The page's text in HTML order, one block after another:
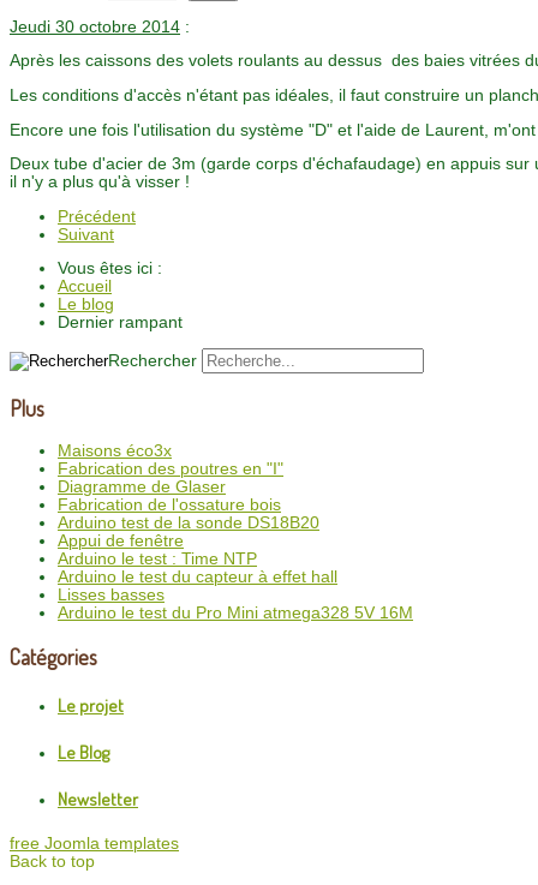
Jeudi 30 octobre 2014 :
Après les caissons des volets roulants au dessus des baies vitrées
Les conditions d'accès n'étant pas idéales, il faut construire un
Encore une fois l'utilisation du système "D" et l'aide de Laurent,
Deux tube d'acier de 3m (garde corps d'échafaudage) en appuis
il n'y a plus qu'à visser !
Précédent
Suivant
Vous êtes ici :
Accueil
Le blog
Dernier rampant
Rechercher
Plus
Maisons éco3x
Fabrication des poutres en "I"
Diagramme de Glaser
Fabrication de l'ossature bois
Arduino test de la sonde DS18B20
Appui de fenêtre
Arduino le test : Time NTP
Arduino le test du capteur à effet hall
Lisses basses
Arduino le test du Pro Mini atmega328 5V 16M
Catégories
Le projet
Le Blog
Newsletter
free Joomla templates
Back to top